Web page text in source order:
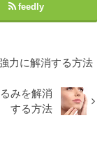
feedly
力に解消する方法
みを解消
する方法